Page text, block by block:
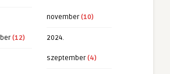
november(10)
(12) 2024.
szeptember(4)